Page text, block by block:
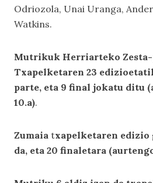
Odriozola, Unai Uranga,
Watkins.
Mutrikuk Herriarteko
Txapelketaren 23
parte, eta 9 final jokatu ditu
10.a).
Zumaia txapelketaren
da, eta 20 finaletara